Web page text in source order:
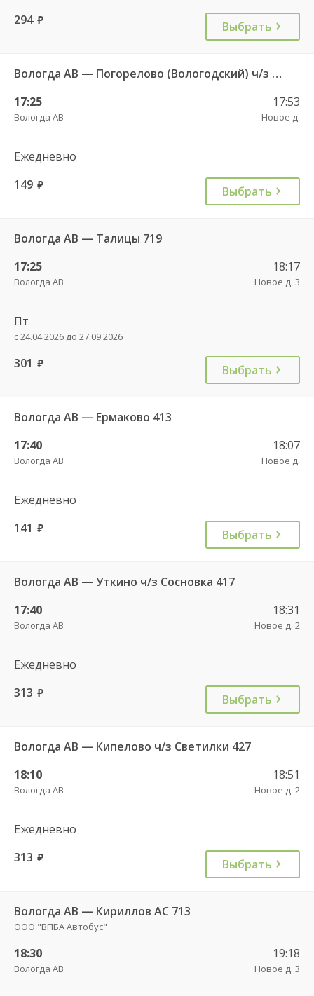
294 руб. Выбрать
Вологда АВ — Погорелово (Вологодский) ч/з Новый Источник 422
17:25
Вологда АВ
17:53
Новое д.
Ежедневно
149 руб. Выбрать
Вологда АВ — Талицы 719
17:25
Вологда АВ
18:17
Новое д. 3
Пт
с 24.04.2026 до 27.09.2026
301 руб. Выбрать
Вологда АВ — Ермаково 413
17:40
Вологда АВ
18:07
Новое д.
Ежедневно
141 руб. Выбрать
Вологда АВ — Уткино ч/з Сосновка 417
17:40
Вологда АВ
18:31
Новое д. 2
Ежедневно
313 руб. Выбрать
Вологда АВ — Кипелово ч/з Светилки 427
18:10
Вологда АВ
18:51
Новое д. 2
Ежедневно
313 руб. Выбрать
Вологда АВ — Кириллов АС 713
ООО "ВПБА Автобус"
18:30
Вологда АВ
19:18
Новое д. 3